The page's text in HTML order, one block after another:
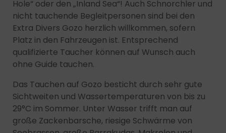
Hole“ oder den „Inland Sea“! Auch Schnorchler und
nicht tauchende Begleitpersonen sind bei den
Extra Divers Gozo herzlich willkommen, sofern
Platz in den Fahrzeugen ist. Entsprechend
qualifizierte Taucher können auf Wunsch auch
ohne Guide tauchen.
Das Tauchen auf Gozo besticht durch sehr gute
Sichtweiten und Wassertemperaturen von bis zu
29°C im Sommer. Unter Wasser trifft man auf
große Zackenbarsche, riesige Schwärme von